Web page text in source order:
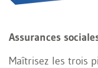
Assurances
Maîtrisez les trois